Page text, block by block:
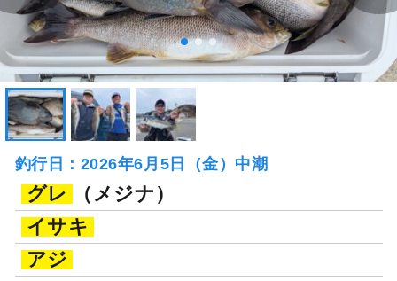
釣行日：2026年6月5日（金）中潮
グレ
（メジナ）
イサキ
アジ